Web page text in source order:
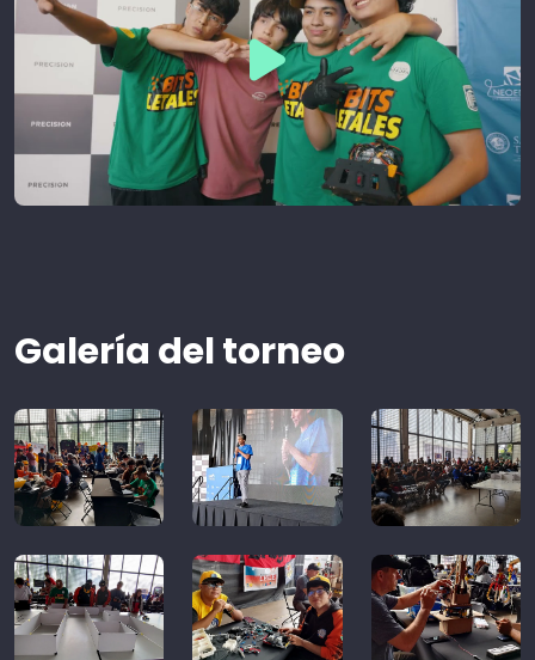
Galería del torneo